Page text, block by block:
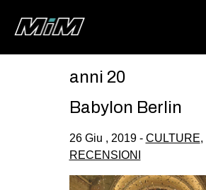
DEGENERAZIONE
anni 20
Babylon Berlin
26 Giu , 2019 - CULTURE,
RECENSIONI